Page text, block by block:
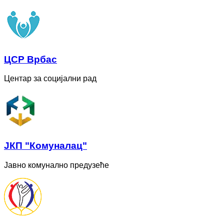
ЦСР Врбас
Центар за социјални рад
ЈКП "Комуналац"
Јавно комунално предузеће